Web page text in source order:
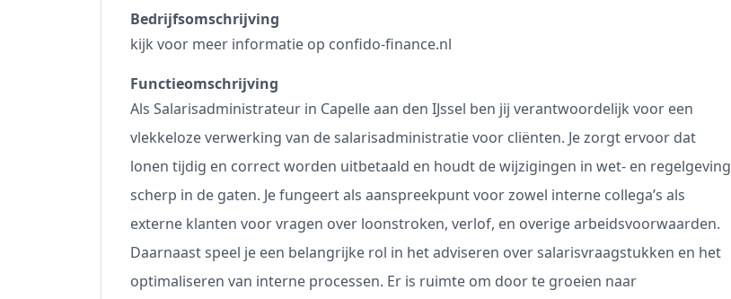
Bedrijfsomschrijving
kijk voor meer informatie op confido-finance.nl
Functieomschrijving
Als Salarisadministrateur in Capelle aan den IJssel ben jij verantwoordelijk voor een
vlekkeloze verwerking van de salarisadministratie voor cliënten. Je zorgt ervoor dat
lonen tijdig en correct worden uitbetaald en houdt de wijzigingen in wet- en regelgeving
scherp in de gaten. Je fungeert als aanspreekpunt voor zowel interne collega’s als
externe klanten voor vragen over loonstroken, verlof, en overige arbeidsvoorwaarden.
Daarnaast speel je een belangrijke rol in het adviseren over salarisvraagstukken en het
optimaliseren van interne processen. Er is ruimte om door te groeien naar